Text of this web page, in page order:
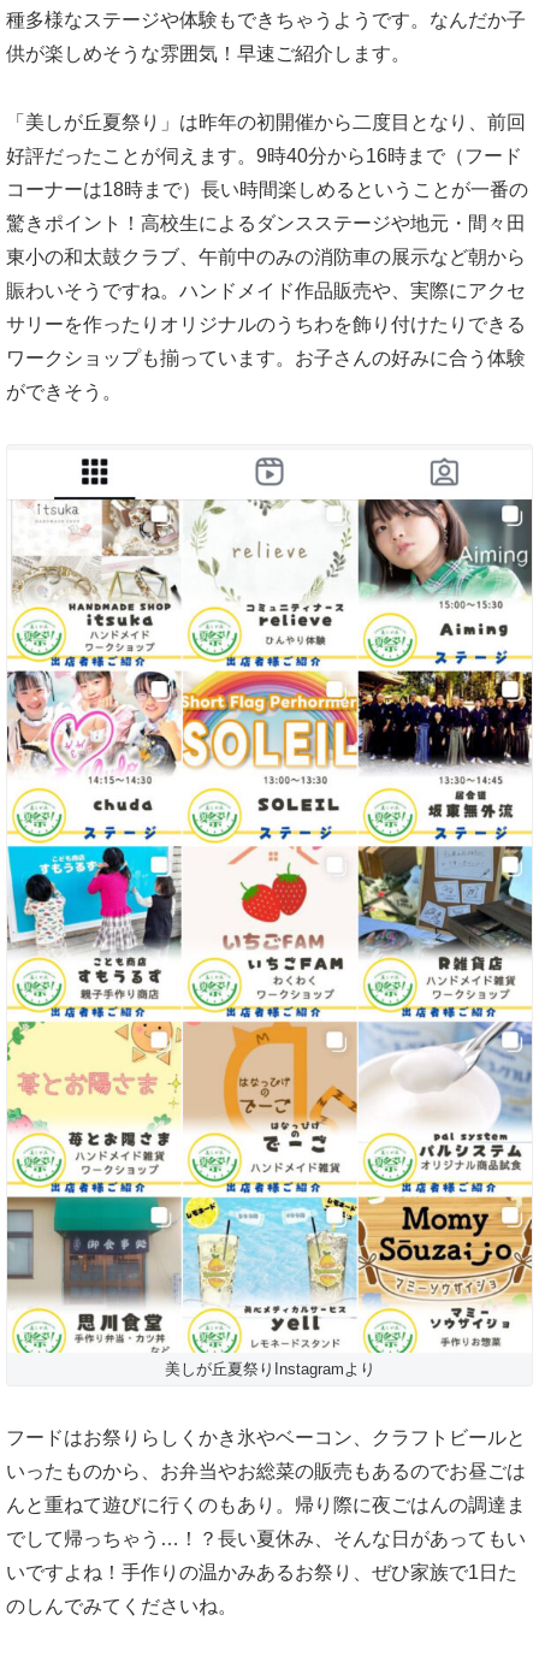
種多様なステージや体験もできちゃうようです。なんだか子
供が楽しめそうな雰囲気！早速ご紹介します。
「美しが丘夏祭り」は昨年の初開催から二度目となり、前回
好評だったことが伺えます。9時40分から16時まで（フード
コーナーは18時まで）長い時間楽しめるということが一番の
驚きポイント！高校生によるダンスステージや地元・間々田
東小の和太鼓クラブ、午前中のみの消防車の展示など朝から
賑わいそうですね。ハンドメイド作品販売や、実際にアクセ
サリーを作ったりオリジナルのうちわを飾り付けたりできる
ワークショップも揃っています。お子さんの好みに合う体験
ができそう。
美しが丘夏祭りInstagramより
フードはお祭りらしくかき氷やベーコン、クラフトビールと
いったものから、お弁当やお総菜の販売もあるのでお昼ごは
んと重ねて遊びに行くのもあり。帰り際に夜ごはんの調達ま
でして帰っちゃう…！？長い夏休み、そんな日があってもい
いですよね！手作りの温かみあるお祭り、ぜひ家族で1日た
のしんでみてくださいね。